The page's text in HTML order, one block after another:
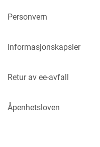
Personvern
Informasjonskapsler
Retur av ee-avfall
Åpenhetsloven